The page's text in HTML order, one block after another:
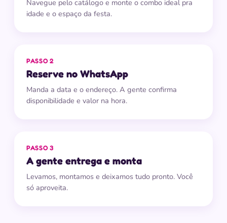
Navegue pelo catálogo e monte o combo ideal pra
idade e o espaço da festa.
PASSO 2
Reserve no WhatsApp
Manda a data e o endereço. A gente confirma
disponibilidade e valor na hora.
PASSO 3
A gente entrega e monta
Levamos, montamos e deixamos tudo pronto. Você
só aproveita.